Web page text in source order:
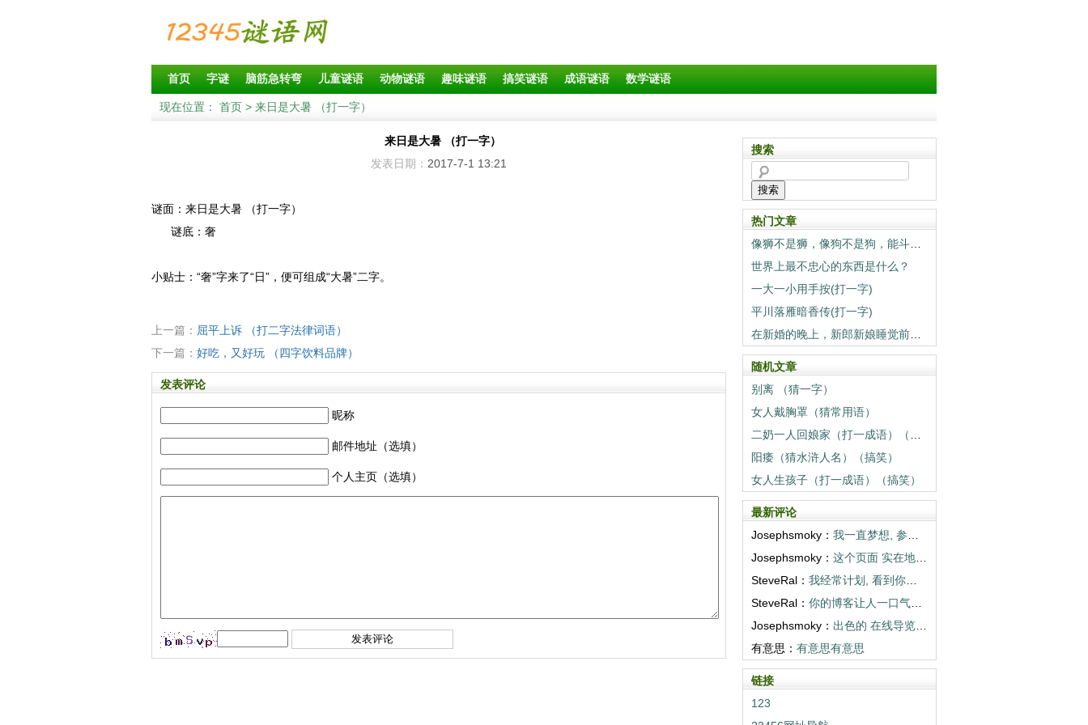
首页 字谜 脑筋急转弯 儿童谜语 动物谜语 趣味谜语 搞笑谜语 成语谜语 数学谜语
现在位置： 首页 > 来日是大暑 （打一字）
来日是大暑 （打一字）
发表日期： 2017-7-1 13:21
谜面：来日是大暑 （打一字）
谜底：奢
小贴士：“奢”字来了“日”，便可组成“大暑”二字。
上一篇： 屈平上诉 （打二字法律词语）
下一篇： 好吃，又好玩 （四字饮料品牌）
发表评论
昵称
邮件地址（选填）
个人主页（选填）
搜索
搜索
热门文章
世界上最不忠心的东西是什么？
一大一小用手按(打一字)
平川落雁暗香传(打一字)
随机文章
别离 （猜一字）
女人戴胸罩（猜常用语）
阳痿（猜水浒人名）（搞笑）
女人生孩子（打一成语）（搞笑）
最新评论
Josephsmoky： 我一直梦想, 参观你们描述的目的地。谢谢...
Josephsmoky： 这个页面 实在地 打开世界。多写些! <...
SteveRal： 我经常计划, 看到你们相册那样的地方。超...
SteveRal： 你的博客让人一口气读完。感谢 温暖。 <...
Josephsmoky： 出色的 在线导览! 你们真棒! <a h...
有意思： 有意思有意思
链接
123